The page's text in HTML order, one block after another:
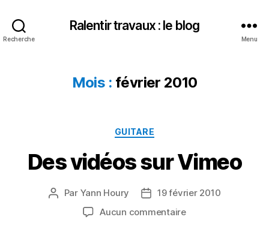
Recherche
Ralentir travaux : le blog
Menu
Mois : février 2010
Catégories
GUITARE
Des vidéos sur Vimeo
Auteur
Par Yann Houry
Date19 février 2010
Aucun commentairesur